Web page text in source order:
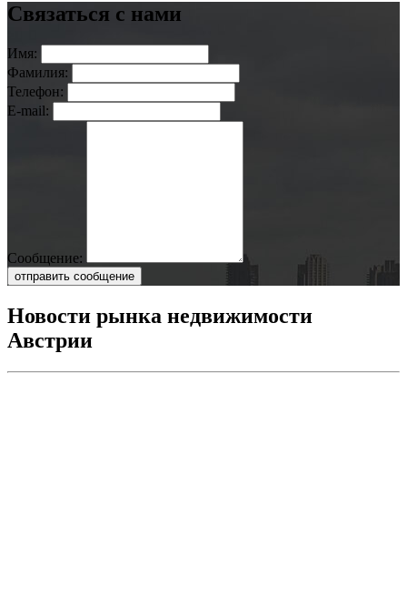
Связаться с нами
Имя:
Фамилия:
Телефон:
E-mail:
Сообщение:
отправить сообщение
Новости рынка недвижимости
Австрии